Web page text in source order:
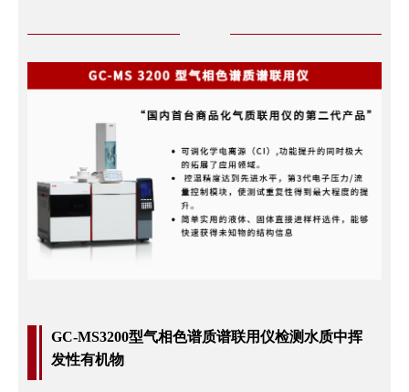
GC-MS3200型气相色谱质谱联用仪检测 水质中挥
发性有机物